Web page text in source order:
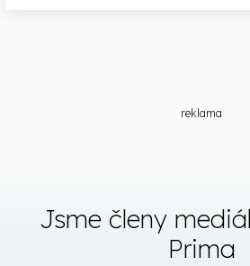
reklama
Jsme členy
Prima